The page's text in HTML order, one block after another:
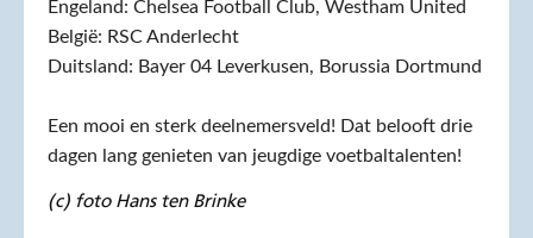
Engeland: Chelsea Football Club, Westham United
België: RSC Anderlecht
Duitsland: Bayer 04 Leverkusen, Borussia Dortmund
Een mooi en sterk deelnemersveld! Dat belooft drie
dagen lang genieten van jeugdige voetbaltalenten!
(c) foto Hans ten Brinke